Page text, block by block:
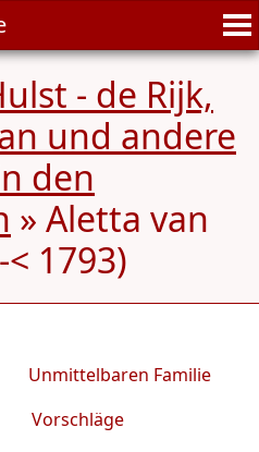
- de Rijk,
und andere
den
» Aletta van
1793)
Unmittelbaren Familie
Vorschläge